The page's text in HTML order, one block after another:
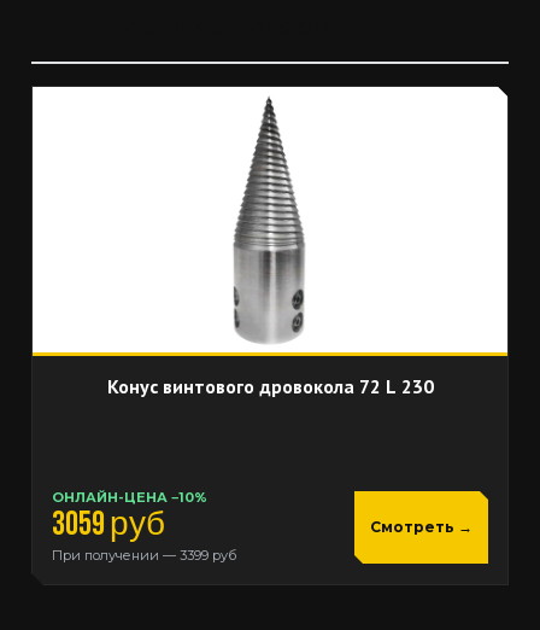
Конус винтового дровокола 72 L 230
ОНЛАЙН-ЦЕНА −10%
3059 руб
При получении — 3399 руб
Смотреть →